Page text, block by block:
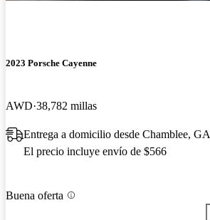
2023 Porsche Cayenne
AWD 38,782 millas
Entrega a domicilio desde Chamblee, GA
El precio incluye envío de $566
Buena oferta